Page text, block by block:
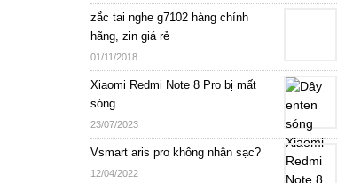
zắc tai nghe g7102 hàng chính
hãng, zin giá rẻ
01/11/2018
Xiaomi Redmi Note 8 Pro bị mất
sóng
23/07/2023
Vsmart aris pro không nhận sạc?
12/04/2022